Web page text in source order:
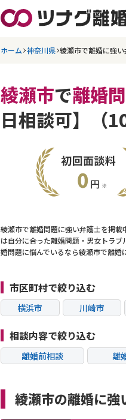
ホーム 神奈川県 綾瀬市で離婚に強い
綾瀬市で離婚
日相談可】（
綾瀬市で離婚問題に強い弁護士を掲
は自分に合った離婚問題・男女トラ
婚問題に悩んでいるなら綾瀬市で離婚
市区町村で絞り込む
横浜市 川崎市
相談内容で絞り込む
離婚前相談 離
内縁の夫婦
熟
綾瀬市の離婚に強